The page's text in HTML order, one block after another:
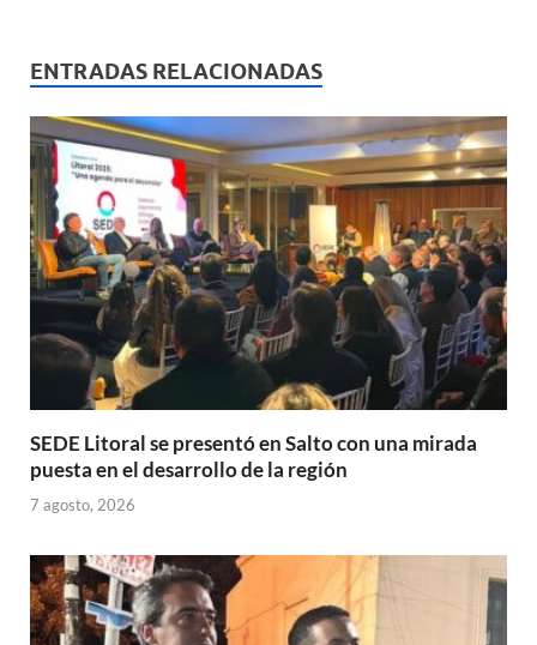
s
A
p
p
b
o
o
k
p
ar
ti
r
ENTRADAS RELACIONADAS
SEDE Litoral se presentó en Salto con una mirada
puesta en el desarrollo de la región
7 agosto, 2026